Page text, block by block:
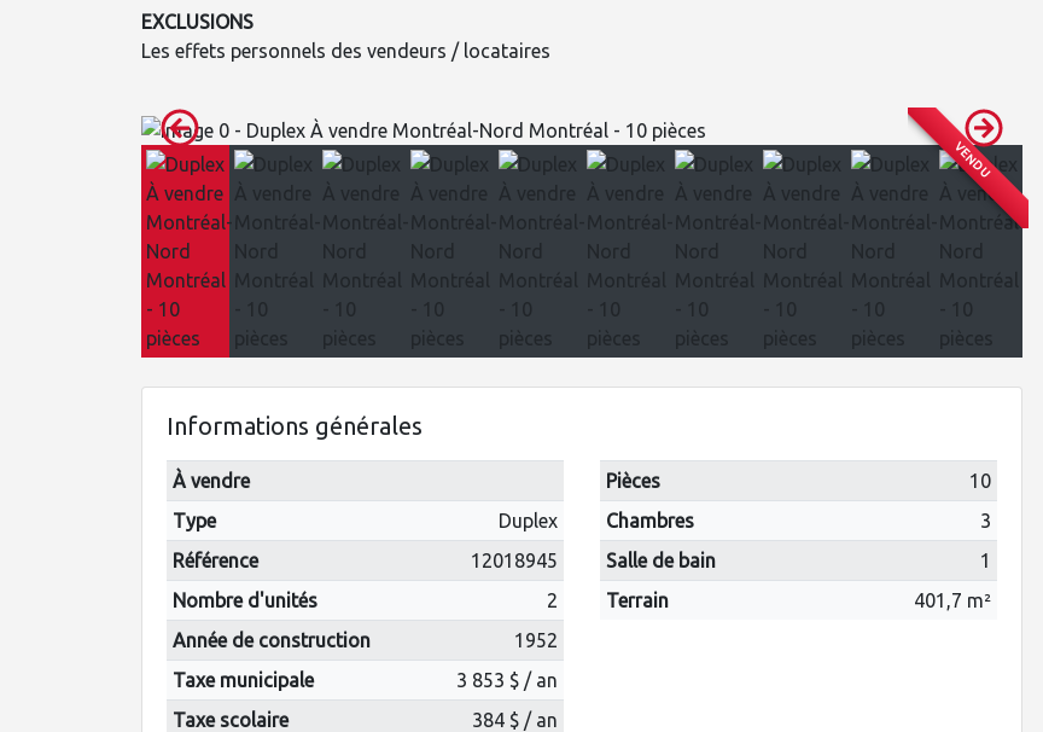
EXCLUSIONS
Les effets personnels des vendeurs / locataires
VENDU
Informations générales
À vendre
Type
Duplex
Référence
12018945
Nombre d'unités
2
Année de construction
1952
Taxe municipale
3 853 $ / an
Taxe scolaire
384 $ / an
Pièces
10
Chambres
3
Salle de bain
1
Terrain
401,7 m²